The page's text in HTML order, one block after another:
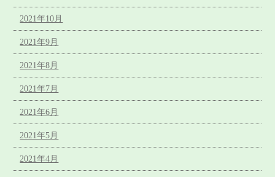
2021年10月
2021年9月
2021年8月
2021年7月
2021年6月
2021年5月
2021年4月